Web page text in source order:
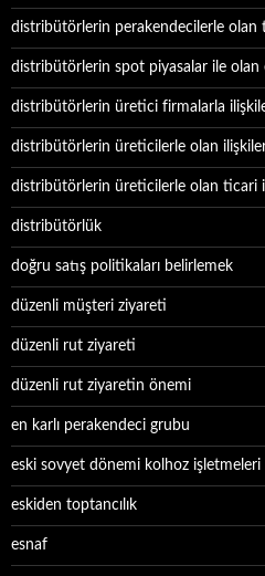
distribütörlerin perakendecilerle olan
distribütörlerin spot piyasalar ile olan
distribütörlerin üretici firmalarla
distribütörlerin üreticilerle olan
distribütörlerin üreticilerle olan ticari
distribütörlük
doğru satış politikaları belirlemek
düzenli müşteri ziyareti
düzenli rut ziyareti
düzenli rut ziyaretin önemi
en karlı perakendeci grubu
eski sovyet dönemi kolhoz işletmeleri
eskiden toptancılık
esnaf